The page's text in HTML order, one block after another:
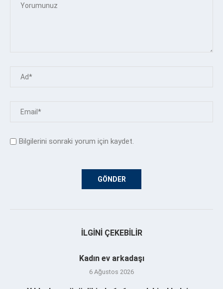
Bilgilerini sonraki yorum için kaydet.
İLGINI ÇEKEBILIR
Kadın ev arkadaşı
6 Ağustos 2026